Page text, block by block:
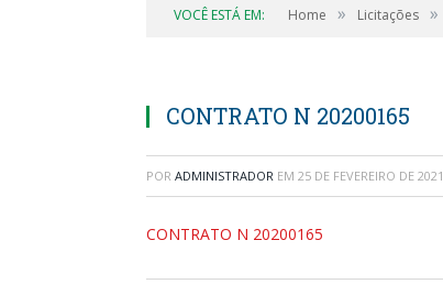
VOCÊ ESTÁ EM: Home » Licitações »
CONTRATO N 20200165
POR ADMINISTRADOR EM 25 DE FEVEREIRO DE 2021
CONTRATO N 20200165